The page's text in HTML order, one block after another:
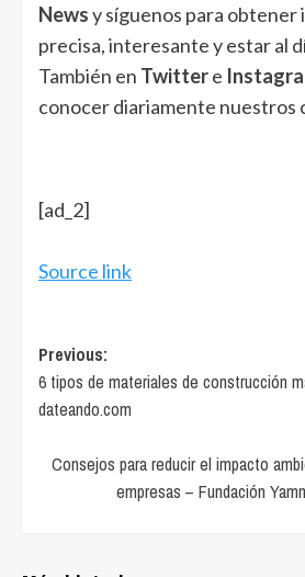
Newsy síguenos para obtener
precisa, interesante y estar al
También en Twittere
conocer diariamente nuestros
[ad_2]
Source link
Post
navigation
Previous:
6 tipos de materiales de construcción
dateando.com
Consejos para reducir el impacto
empresas – Fundación